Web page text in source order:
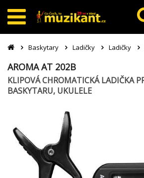
Baskytary Ladičky Ladičky
AROMA AT 202B
KLIPOVÁ CHROMATICKÁ LADIČKA
BASKYTARU, UKULELE